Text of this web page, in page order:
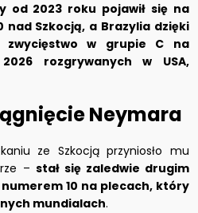
od 2023 roku pojawił się na
nad Szkocją, a Brazylia dzięki
zwycięstwo w grupie C na
rozgrywanych w USA,
Neymara
ze Szkocją przyniosło mu
– stał się zaledwie drugim
10 na plecach, który
mundialach.